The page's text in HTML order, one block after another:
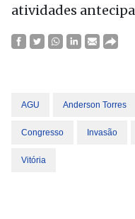
atividades
AGU Anderson Torres
Congresso Invasão
Vitória